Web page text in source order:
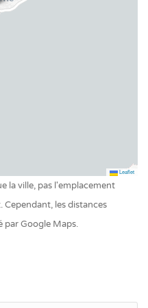
Leaflet
la ville, pas l'emplacement
Cependant, les distances
par Google Maps.